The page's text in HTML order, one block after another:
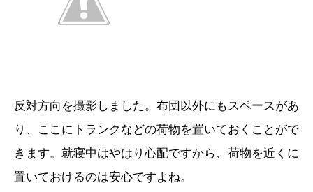
反対方向を撮影しました。布団以外にもスペースがあ
り、ここにトランクなどの荷物を置いておくことがで
きます。就寝中はやはり心配ですから、荷物を近くに
置いておけるのは安心ですよね。